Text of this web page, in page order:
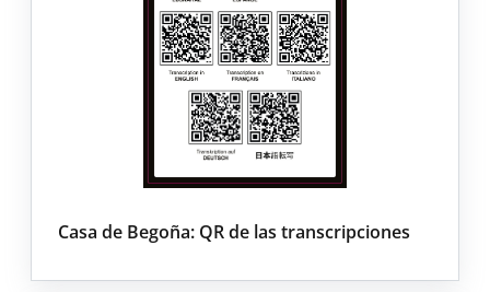
Casa de Begoña: QR de las transcripciones